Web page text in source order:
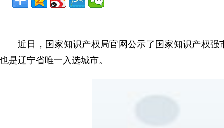
近日，国家知识产权局官网公示了国家知识产权
也是辽宁省唯一入选城市。